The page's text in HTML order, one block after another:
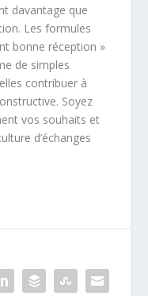
davantage que
Les formules
bonne réception »
de simples
contribuer à
Soyez
vos souhaits et
d’échanges